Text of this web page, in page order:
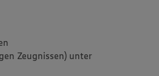
Zeugnissen) unter